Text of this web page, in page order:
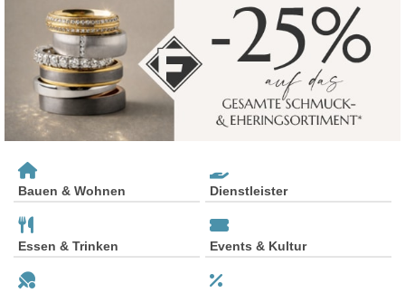
Bauen & Wohnen Dienstleister
Essen & Trinken Events & Kultur